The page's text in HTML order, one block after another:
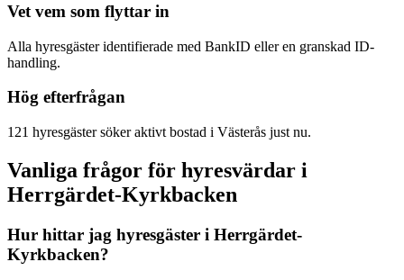
Vet vem som flyttar in
Alla hyresgäster identifierade med BankID eller en granskad ID-
handling.
Hög efterfrågan
121 hyresgäster söker aktivt bostad i Västerås just nu.
Vanliga frågor för hyresvärdar i
Herrgärdet-Kyrkbacken
Hur hittar jag hyresgäster i Herrgärdet-
Kyrkbacken?